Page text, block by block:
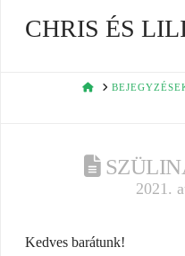
CHRIS ÉS
HOME
2021.
Kedves barátunk!